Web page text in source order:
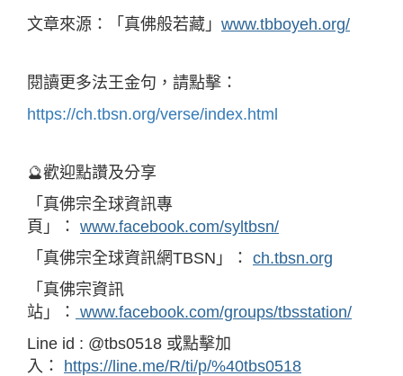
文章來源：「真佛般若藏」 www.tbboyeh.org/
閱讀更多法王金句，請點擊：
https://ch.tbsn.org/verse/index.html
🔮歡迎點讚及分享
「真佛宗全球資訊專
頁」： www.facebook.com/syltbsn/
「真佛宗全球資訊網TBSN」： ch.tbsn.org
「真佛宗資訊
站」： www.facebook.com/groups/tbsstation/
Line id : @tbs0518 或點擊加
入： https://line.me/R/ti/p/%40tbs0518